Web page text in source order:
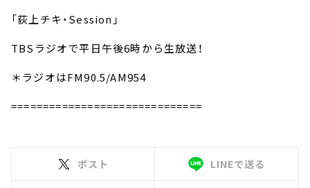
「荻上チキ・Session」
TBSラジオで平日午後6時から生放送！
＊ラジオはFM90.5/AM954
==============================
ポスト LINEで送る